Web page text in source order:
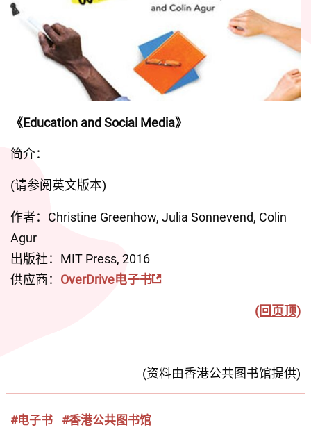
《Education and Social Media》
简介：
(请参阅英文版本)
作者：Christine Greenhow, Julia Sonnevend, Colin
Agur
出版社：MIT Press, 2016
供应商： OverDrive电子书
(回页顶)
(资料由香港公共图书馆提供)
#电子书 #香港公共图书馆